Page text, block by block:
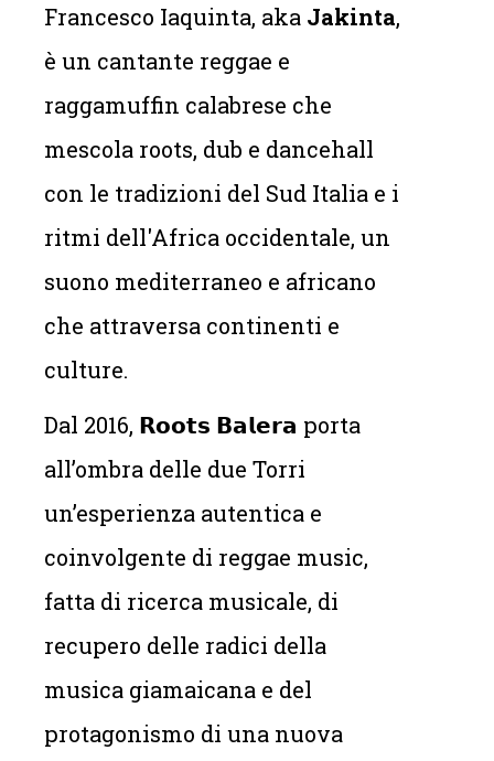
Francesco Iaquinta, aka Jakinta,
è un cantante reggae e
raggamuffin calabrese che
mescola roots, dub e dancehall
con le tradizioni del Sud Italia e i
ritmi dell'Africa occidentale, un
suono mediterraneo e africano
che attraversa continenti e
culture.
Dal 2016, 𝗥𝗼𝗼𝘁𝘀 𝗕𝗮𝗹𝗲𝗿𝗮 porta
all’ombra delle due Torri
un’esperienza autentica e
coinvolgente di reggae music,
fatta di ricerca musicale, di
recupero delle radici della
musica giamaicana e del
protagonismo di una nuova